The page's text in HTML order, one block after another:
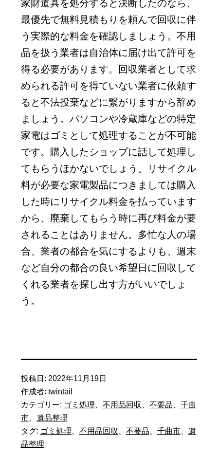
家財道具を処分すると決断したのなら、
最優先で無料見積もりを頼んで回収に伴
う実際的な料金を確認しましょう。不用
品を扱う業者は自治体に届け出て許可を
得る必要があります。回収業者として求
められる許可を得ていない業者に依頼す
ると不法投棄などに繋がりますから辞め
ましょう。パソコンや冷蔵庫などの特定
家電はゴミとして処理することが不可能
です。購入したショップに話して処理し
てもらうほかないでしょう。リサイクル
料が必要な家電製品につきましては購入
した時にリサイクル料金を払っています
から、廃棄してもらう時に再び料金が要
されることはありません。多忙な人の場
合、業者の都合を気にするよりも、週末
など自分の都合の良い希望日に回収して
くれる業者を探し出す方がいいでしょ
う。
投稿日: 2022年11月19日
作成者: twintail
カテゴリー: ゴミ処理 不用品回収 不要品
千曲
市、 遺品整理
タグ: ゴミ処理 不用品回収 不要品 千曲市、 遺
品整理